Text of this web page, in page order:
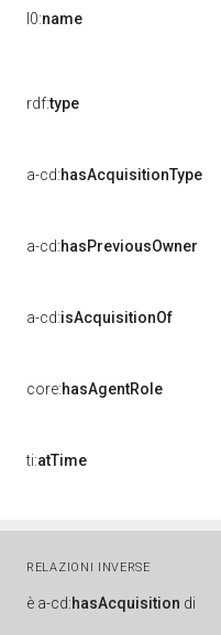
l0:name
rdf:type
a-cd:hasAcquisitionType
a-cd:hasPreviousOwner
a-cd:isAcquisitionOf
core:hasAgentRole
ti:atTime
RELAZIONI INVERSE
è a-cd:hasAcquisition di